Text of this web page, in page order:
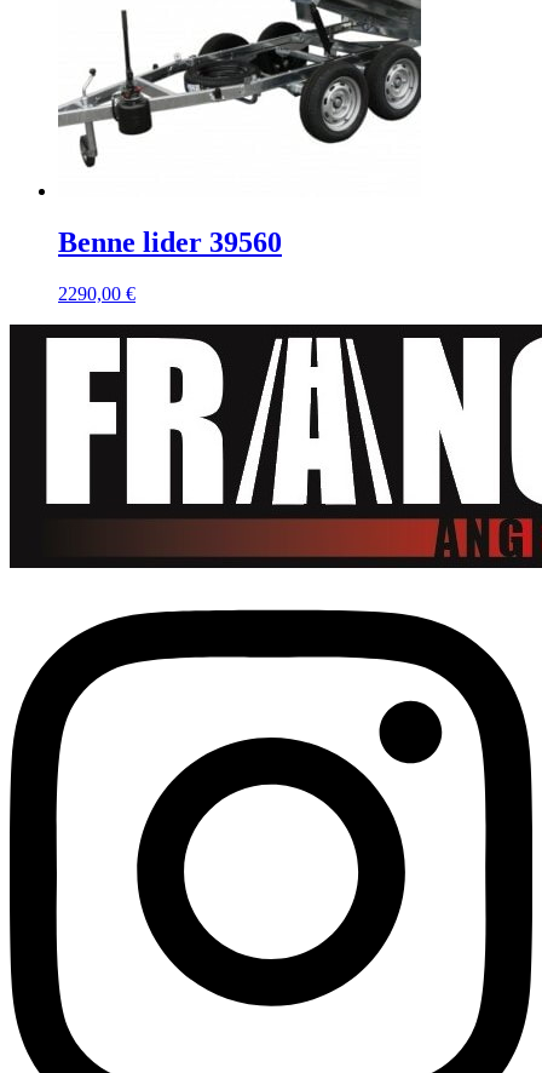
Benne lider 39560
2290,00 €